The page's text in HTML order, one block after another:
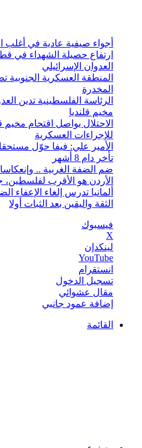
أجواء صيفية عادية في أغلب
العدوان الإسرائيلي
المنطقة العسكرية
المخدرة
الرئاسة الفلسطينية تدين
مخيم قلنديا
الاحتلال يواصل اقتحام
للإجراءات العسكرية
الأمير علي: فيفا حوّل
تأخر دام 8 أشهر
ضم الضفة الغربية ..
الأردن هو الأقرب لفلسطين،
ألمانيا تدرس إلغاء الإعفاء
الثقة واليقين بعد الثبات أولا
فيسبوك
‫X
لينكدإن
‫YouTube
انستقرام
تسجيل الدخول
مقال عشوائي
إضافة عمود جانبي
القائمة